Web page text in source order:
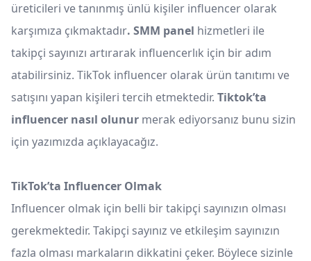
üreticileri ve tanınmış ünlü kişiler influencer olarak
karşımıza çıkmaktadır. SMM panel hizmetleri ile
takipçi sayınızı artırarak influencerlık için bir adım
atabilirsiniz. TikTok influencer olarak ürün tanıtımı ve
satışını yapan kişileri tercih etmektedir. Tiktok’ta
influencer nasıl olunur merak ediyorsanız bunu sizin
için yazımızda açıklayacağız.
TikTok’ta Influencer Olmak
Influencer olmak için belli bir takipçi sayınızın olması
gerekmektedir. Takipçi sayınız ve etkileşim sayınızın
fazla olması markaların dikkatini çeker. Böylece sizinle